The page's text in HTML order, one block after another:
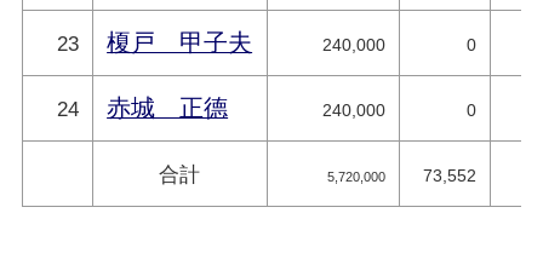
23 榎戸 甲子夫 240,000 0
24 赤城 正德 240,000 0
合計 5,720,000 73,552